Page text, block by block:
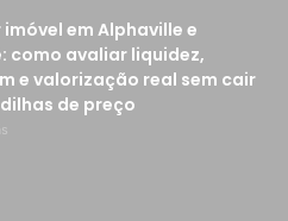
em Alphaville e
como avaliar liquidez,
e valorização real sem cair
de preço